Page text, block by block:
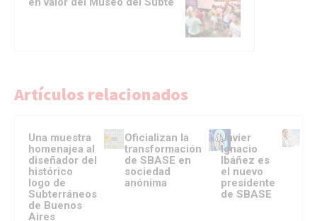
Artículos relacionados
Una muestra
homenajea al
diseñador del
histórico
logo de
Subterráneos
de Buenos
Aires
Oficializan la
transformación
de SBASE en
sociedad
anónima
Javier
Ignacio
Ibáñez es
el nuevo
presidente
de SBASE